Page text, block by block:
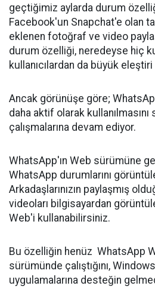
geçtiğimiz aylarda durum
Facebook'un Snapchat'e olan
eklenen fotoğraf ve video
durum özelliği, neredeyse hiç
kullanıcılardan da büyük eleştiri
Ancak görünüşe göre;
daha aktif olarak
çalışmalarına devam ediyor.
WhatsApp'ın Web sürümüne
WhatsApp durumlarını
Arkadaşlarınızın paylaşmış
videoları bilgisayardan
Web'i kullanabilirsiniz.
Bu özelliğin henüz WhatsApp
sürümünde çalıştığını,
uygulamalarına desteğin